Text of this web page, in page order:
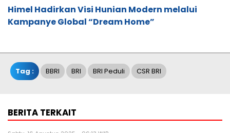
Himel Hadirkan Visi Hunian Modern melalui
Kampanye Global “Dream Home”
Tag : BBRI BRI BRI Peduli CSR BRI
BERITA TERKAIT